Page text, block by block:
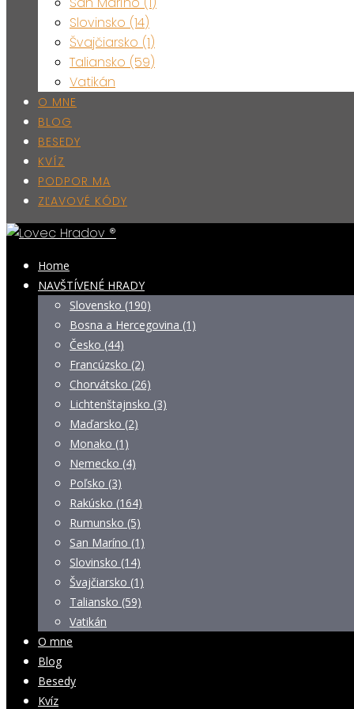
Slovinsko (14)
Švajčiarsko (1)
Taliansko (59)
Vatikán
O MNE
BLOG
BESEDY
KVÍZ
PODPOR MA
ZĽAVOVÉ KÓDY
Home
NAVŠTÍVENÉ HRADY
Slovensko (190)
Bosna a Hercegovina (1)
Česko (44)
Francúzsko (2)
Chorvátsko (26)
Lichtenštajnsko (3)
Maďarsko (2)
Monako (1)
Nemecko (4)
Poľsko (3)
Rakúsko (164)
Rumunsko (5)
San Maríno (1)
Slovinsko (14)
Švajčiarsko (1)
Taliansko (59)
Vatikán
O mne
Blog
Besedy
Kvíz